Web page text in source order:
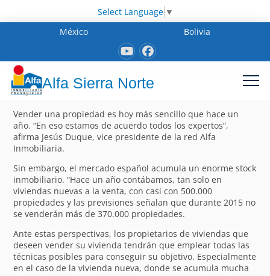
Select Language ▼
México
Bolivia
Alfa Sierra Norte
Vender una propiedad es hoy más sencillo que hace un
año. “En eso estamos de acuerdo todos los expertos”,
afirma Jesús Duque, vice presidente de la red Alfa
Inmobiliaria.
Sin embargo, el mercado español acumula un enorme stock
inmobiliario. “Hace un año contábamos, tan solo en
viviendas nuevas a la venta, con casi con 500.000
propiedades y las previsiones señalan que durante 2015 no
se venderán más de 370.000 propiedades.
Ante estas perspectivas, los propietarios de viviendas que
deseen vender su vivienda tendrán que emplear todas las
técnicas posibles para conseguir su objetivo. Especialmente
en el caso de la vivienda nueva, donde se acumula mucha